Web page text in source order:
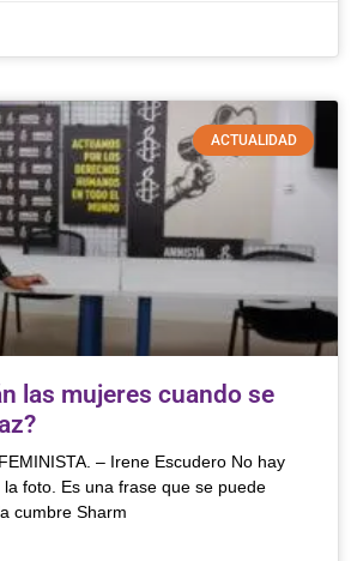
ACTUALIDAD
las mujeres cuando se
– Irene Escudero No hay
foto. Es una frase que se puede
cumbre Sharm